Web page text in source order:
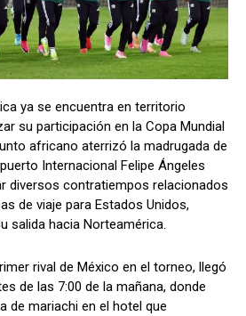
ya se encuentra en territorio
su participación en la Copa Mundial
africano aterrizó la madrugada de
Internacional Felipe Ángeles
diversos contratiempos relacionados
de viaje para Estados Unidos,
salida hacia Norteamérica.
rival de México en el torneo, llegó
de las 7:00 de la mañana, donde
de mariachi en el hotel que